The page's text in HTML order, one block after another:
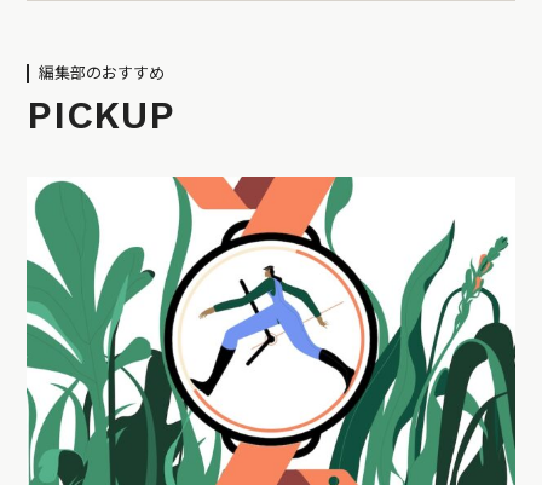
編集部のおすすめ
PICKUP